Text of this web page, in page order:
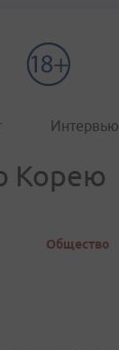
Интервью
Корею
Общество